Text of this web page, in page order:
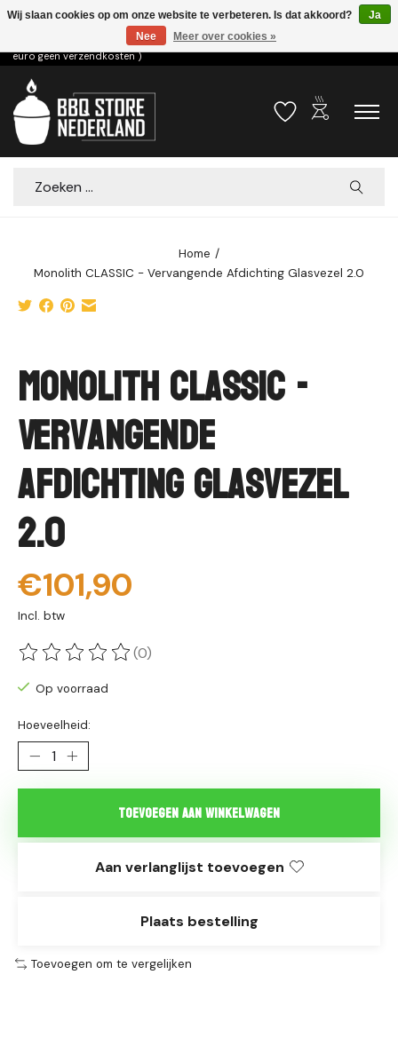
Voor 15.00u besteld dezelfde dag verzonden! ( 6,95 verzendkosten, vanaf 75
euro geen verzendkosten )
Verlanglijst
outdoor_grill
Zoeken
Home /
Monolith CLASSIC - Vervangende Afdichting Glasvezel 2.0
Monolith CLASSIC -
Vervangende
Afdichting Glasvezel
2.0
€101,90
Incl. btw
De beoordeling van dit product is
(0)
Op voorraad
Hoeveelheid:
Toevoegen aan winkelwagen
Aan verlanglijst toevoegen
Plaats bestelling
Toevoegen om te vergelijken
Wij slaan cookies op om onze website te verbeteren. Is dat akkoord?
Ja
Nee
Meer over cookies »